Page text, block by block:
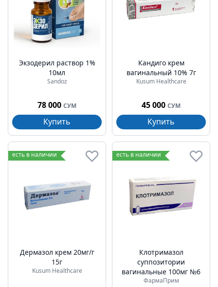
Экзодерил раствор 1%
10мл
Sandoz
78 000 СУМ
Купить
Кандиго крем
вагинальный 10% 7г
Kusum Healthcare
45 000 СУМ
Купить
есть в наличии
Дермазол крем 20мг/г
15г
Kusum Healthcare
есть в наличии
Клотримазол
суппозитории
вагинальные 100мг №6
ФармаПрим